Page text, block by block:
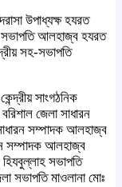
উপাধ্যক্ষ হযরত
সভাপতি আলহাজ্ব হযরত
সহ-সভাপতি
সাংগঠনিক
জেলা সাধারন
সম্পাদক আলহাজ্ব
সম্পাদক আলহাজ্ব
সভাপতি
সভাপতি মাওলানা মোঃ